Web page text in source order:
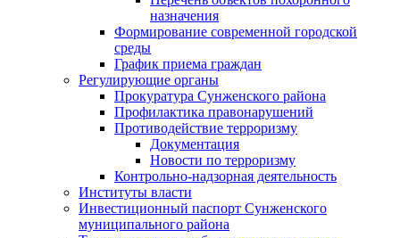
назначения
Формирование современной городской
среды
График приема граждан
Регулирующие органы
Прокуратура Сунженского района
Профилактика правонарушений
Противодействие терроризму
Документация
Новости по терроризму
Контрольно-надзорная деятельность
Институты власти
Инвестиционный паспорт Сунженского
муниципального района